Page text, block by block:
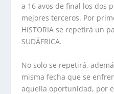
a 16 avos de final los dos
mejores terceros. Por
HISTORIA se repetirá un
SUDÁFRICA.
No solo se repetirá,
misma fecha que se
aquella oportunidad, por